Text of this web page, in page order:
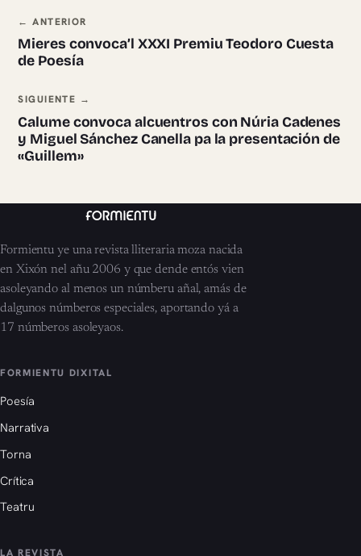
Navegación ente pieces
← ANTERIOR
Mieres convoca’l XXXI Premiu Teodoro Cuesta
de Poesía
SIGUIENTE →
Calume convoca alcuentros con Núria Cadenes
y Miguel Sánchez Canella pa la presentación de
«Guillem»
Formientu ye una revista lliteraria moza nacida
en Xixón nel añu 2006 y que dende entós vien
asoleyando al menos un númberu añal, amás de
dalgunos númberos especiales, aportando yá a
17 númberos asoleyaos.
FORMIENTU DIXITAL
Poesía
Narrativa
Torna
Crítica
Teatru
LA REVISTA